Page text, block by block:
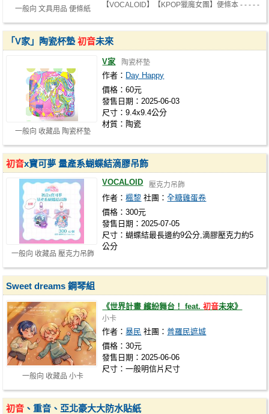
一般向 文具用品 便條紙
【VOCALOID】【KPOP獵魔女團】便條本 - - - - -
一般向 收藏品 陶瓷杯墊
「V家」陶瓷杯墊初音未來
V家 陶瓷杯墊
作者： Day Happy
價格：60元
發售日期：2025-06-03
尺寸：9.4x9.4公分
材質：陶瓷
一般向 收藏品 壓克力吊飾
初音x寶可夢 量產系蝴蝶結滴膠吊飾
VOCALOID 壓克力吊飾
作者：楓黎 社團：全糖雞蛋卷
價格：300元
發售日期：2025-07-05
尺寸：蝴蝶結最長邊約9公分,滴膠壓克力約5
公分
一般向 收藏品 小卡
Sweet dreams 鋼琴組
《世界計畫 繽紛舞台！ feat.初音未來》
小卡
作者：暴民 社團：普羅民遮城
價格：30元
發售日期：2025-06-06
尺寸：一般明信片尺寸
初音 、重音、亞北豪大大防水貼紙